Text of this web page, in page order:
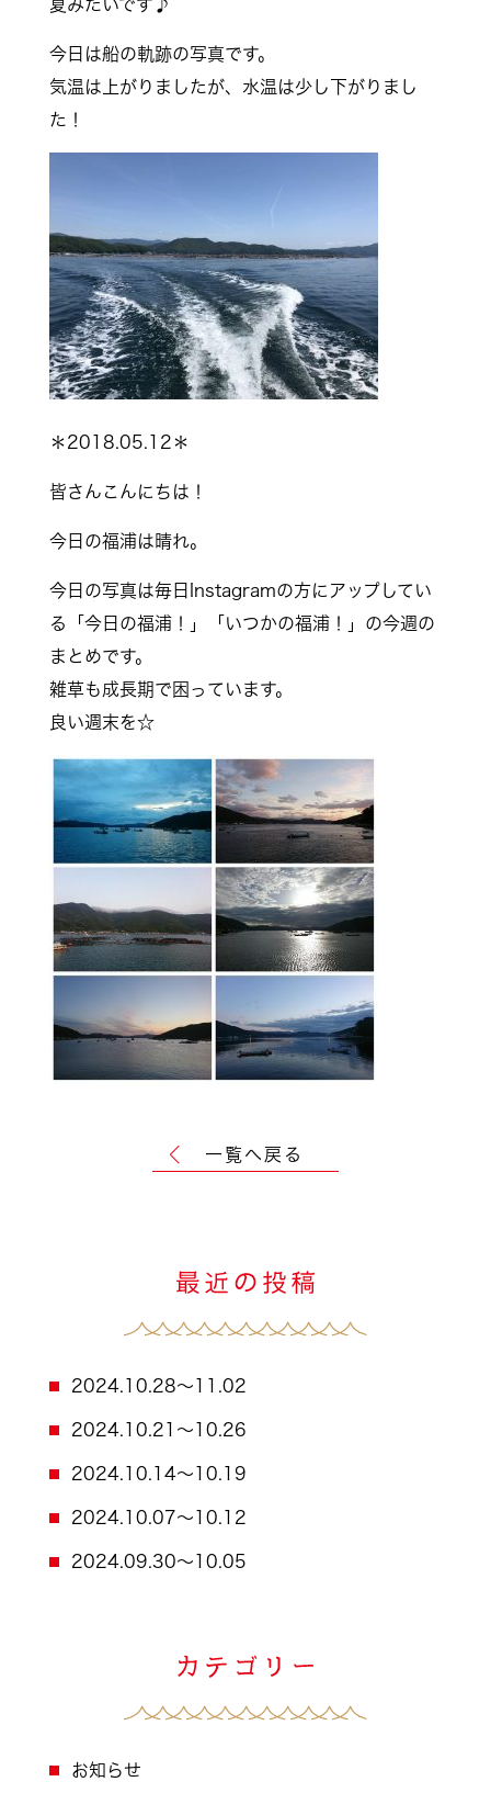
夏みたいです♪
今日は船の軌跡の写真です。
気温は上がりましたが、水温は少し下がりまし
た！
＊2018.05.12＊
皆さんこんにちは！
今日の福浦は晴れ。
今日の写真は毎日Instagramの方にアップしてい
る「今日の福浦！」「いつかの福浦！」の今週の
まとめです。
雑草も成長期で困っています。
良い週末を☆
一覧へ戻る
2024.10.28～11.02
2024.10.21～10.26
2024.10.14～10.19
2024.10.07～10.12
2024.09.30～10.05
お知らせ